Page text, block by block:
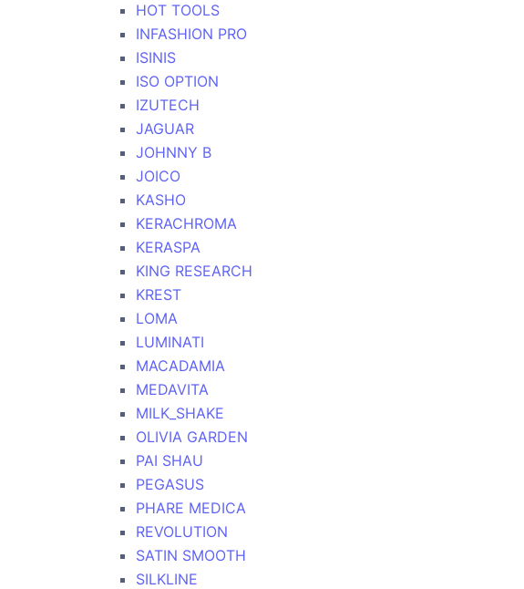
HOT TOOLS
INFASHION PRO
ISINIS
ISO OPTION
IZUTECH
JAGUAR
JOHNNY B
JOICO
KASHO
KERACHROMA
KERASPA
KING RESEARCH
KREST
LOMA
LUMINATI
MACADAMIA
MEDAVITA
MILK_SHAKE
OLIVIA GARDEN
PAI SHAU
PEGASUS
PHARE MEDICA
REVOLUTION
SATIN SMOOTH
SILKLINE